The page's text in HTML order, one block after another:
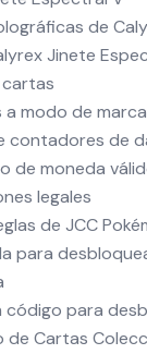
de
Jinete
cartas
a modo de
contadores de
de moneda
legales
de JCC
para
código para
de Cartas